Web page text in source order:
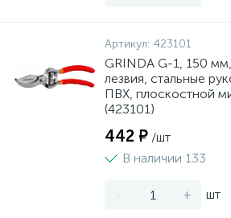
Артикул: 423101
GRINDA G-1, 150
лезвия, стальные
ПВХ, плоскостной
(423101)
442 ₽ /шт
В наличии 133
- + шт